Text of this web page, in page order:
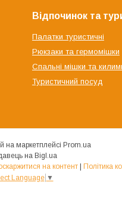
Відпочинок та
Палатки туристичні
Рюкзаки та гермомішки
Спальні мішки та
Туристичний посуд
на маркетплейсі Prom.ua
на Bigl.ua
на контент
Політика
Language ▼